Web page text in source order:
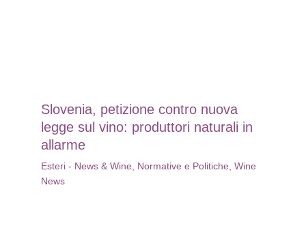
Slovenia, petizione contro nuova
legge sul vino: produttori naturali in
allarme
Esteri - News & Wine Normative e Politiche Wine
News